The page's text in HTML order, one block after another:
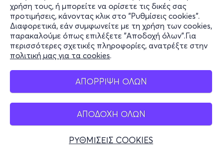
χρήση τους, ή μπορείτε να ορίσετε τις δικές σας
προτιμήσεις, κάνοντας κλικ στο "Ρυθμίσεις cookies".
Διαφορετικά, εάν συμφωνείτε με τη χρήση των cookies,
παρακαλούμε όπως επιλέξετε "Αποδοχή όλων".Για
περισσότερες σχετικές πληροφορίες, ανατρέξτε στην
πολιτική μας για τα cookies.
ΑΠΟΡΡΙΨΗ ΟΛΩΝ
ΑΠΟΔΟΧΗ ΟΛΩΝ
ΡΥΘΜΙΣΕΙΣ COOKIES